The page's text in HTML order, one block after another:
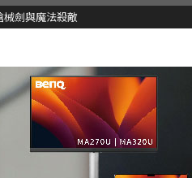
操作動作極致流暢試玩上架中